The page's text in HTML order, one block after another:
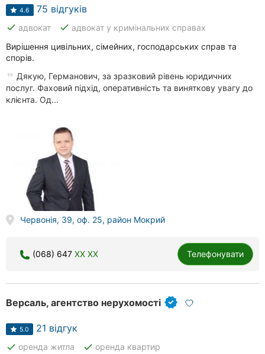
4.6 75 відгуків
done адвокат done адвокат у кримінальних справах
Вирішення цивільних, сімейних, господарських справ та
спорів.
Дякую, Германович, за зразковий рівень юридичних
послуг. Фаховий підхід, оперативність та виняткову увагу до
клієнта. Од...
Червонія, 39, оф. 25, район Мокрий
(068) 647 XX XX Телефонувати
Версаль, агентство нерухомості
5.0 21 відгук
done оренда житла done оренда квартир